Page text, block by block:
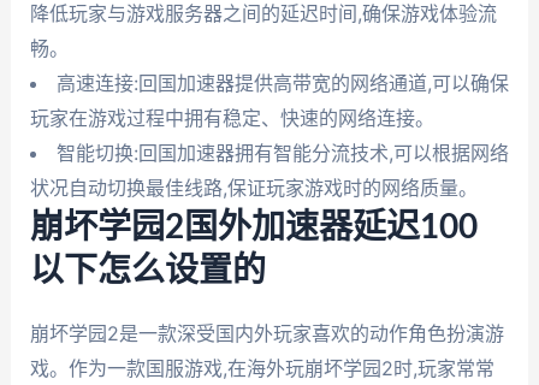
降低玩家与游戏服务器之间的延迟时间,确保游戏体验流
畅。
高速连接:回国加速器提供高带宽的网络通道,可以确保
玩家在游戏过程中拥有稳定、快速的网络连接。
智能切换:回国加速器拥有智能分流技术,可以根据网络
状况自动切换最佳线路,保证玩家游戏时的网络质量。
崩坏学园2国外加速器延迟100
以下怎么设置的
崩坏学园2是一款深受国内外玩家喜欢的动作角色扮演游
戏。作为一款国服游戏,在海外玩崩坏学园2时,玩家常常